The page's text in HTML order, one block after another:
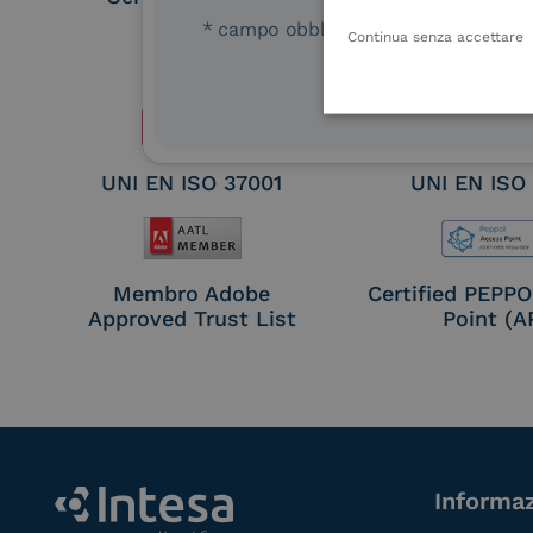
Electronic
UNI EN ISO 37001 UNI EN ISO
Membro Adobe
Approved Trust List
Certified
Point
* campo obbligatorioContinua senza accettare